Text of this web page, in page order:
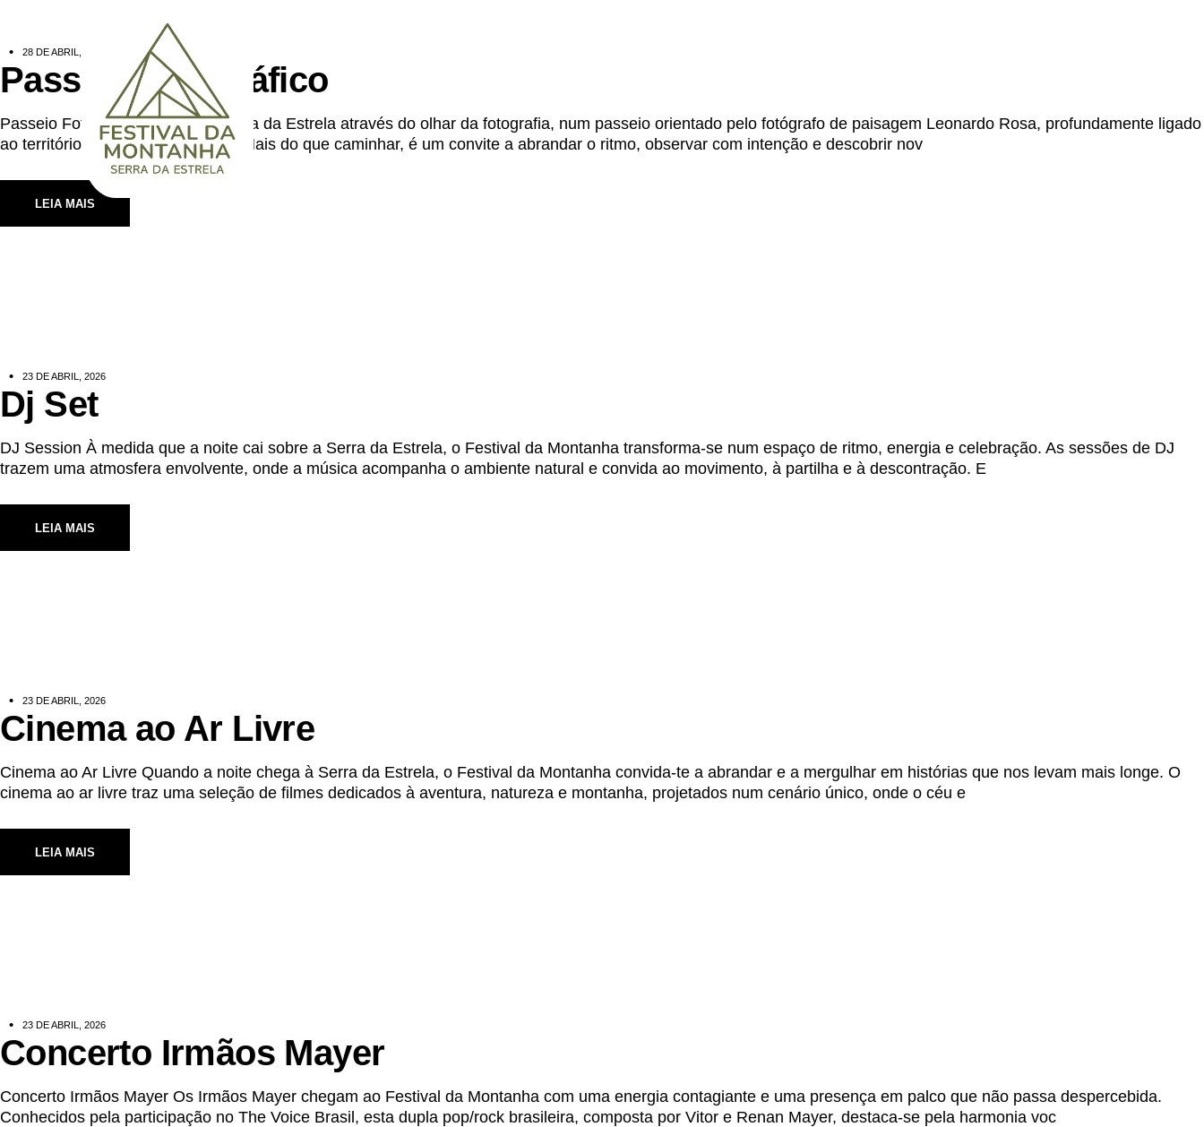
28 DE ABRIL, 2026
Passeio Fotográfico
Passeio Fotográfico Explora a Serra da Estrela através do olhar da fotografia, num passeio orientado pelo fotógrafo de paisagem Leonardo Rosa, profundamente ligado
ao território e às suas paisagens. Mais do que caminhar, é um convite a abrandar o ritmo, observar com intenção e descobrir nov
LEIA MAIS
23 DE ABRIL, 2026
Dj Set
DJ Session À medida que a noite cai sobre a Serra da Estrela, o Festival da Montanha transforma-se num espaço de ritmo, energia e celebração. As sessões de DJ
trazem uma atmosfera envolvente, onde a música acompanha o ambiente natural e convida ao movimento, à partilha e à descontração. E
LEIA MAIS
23 DE ABRIL, 2026
Cinema ao Ar Livre
Cinema ao Ar Livre Quando a noite chega à Serra da Estrela, o Festival da Montanha convida-te a abrandar e a mergulhar em histórias que nos levam mais longe. O
cinema ao ar livre traz uma seleção de filmes dedicados à aventura, natureza e montanha, projetados num cenário único, onde o céu e
LEIA MAIS
23 DE ABRIL, 2026
Concerto Irmãos Mayer
Concerto Irmãos Mayer Os Irmãos Mayer chegam ao Festival da Montanha com uma energia contagiante e uma presença em palco que não passa despercebida.
Conhecidos pela participação no The Voice Brasil, esta dupla pop/rock brasileira, composta por Vitor e Renan Mayer, destaca-se pela harmonia voc